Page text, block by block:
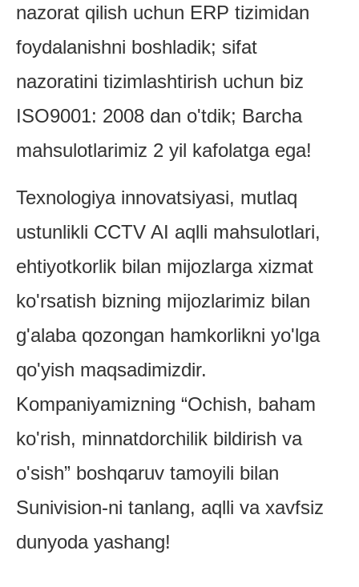
nazorat qilish uchun ERP tizimidan
foydalanishni boshladik; sifat
nazoratini tizimlashtirish uchun biz
ISO9001: 2008 dan o'tdik; Barcha
mahsulotlarimiz 2 yil kafolatga ega!
Texnologiya innovatsiyasi, mutlaq
ustunlikli CCTV AI aqlli mahsulotlari,
ehtiyotkorlik bilan mijozlarga xizmat
ko'rsatish bizning mijozlarimiz bilan
g'alaba qozongan hamkorlikni yo'lga
qo'yish maqsadimizdir.
Kompaniyamizning “Ochish, baham
ko'rish, minnatdorchilik bildirish va
o'sish” boshqaruv tamoyili bilan
Sunivision-ni tanlang, aqlli va xavfsiz
dunyoda yashang!